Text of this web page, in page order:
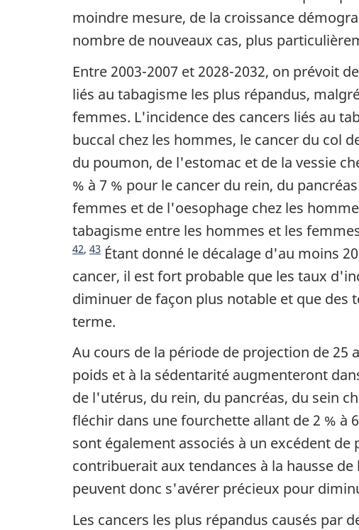
moindre mesure, de la croissance
nombre de nouveaux cas, plus
Entre 2003-2007 et 2028-2032, on prévoit
liés au tabagisme les plus répandus,
femmes. L'incidence des cancers liés au
buccal chez les hommes, le cancer du col
du poumon, de l'estomac et de la vessie
% à 7 % pour le cancer du rein, du
femmes et de l'oesophage chez les
tabagisme entre les hommes et les
42,
Note du fin du texte
43 Étant donné le décalage d'au moins
cancer, il est fort probable que les taux
diminuer de façon plus notable et que des
terme.
Au cours de la période de projection de 25
poids et à la sédentarité augmenteront
de l'utérus, du rein, du pancréas, du sein
fléchir dans une fourchette allant de 2 % à
sont également associés à un excédent
contribuerait aux tendances à la hausse
peuvent donc s'avérer précieux pour
Les cancers les plus répandus causés par